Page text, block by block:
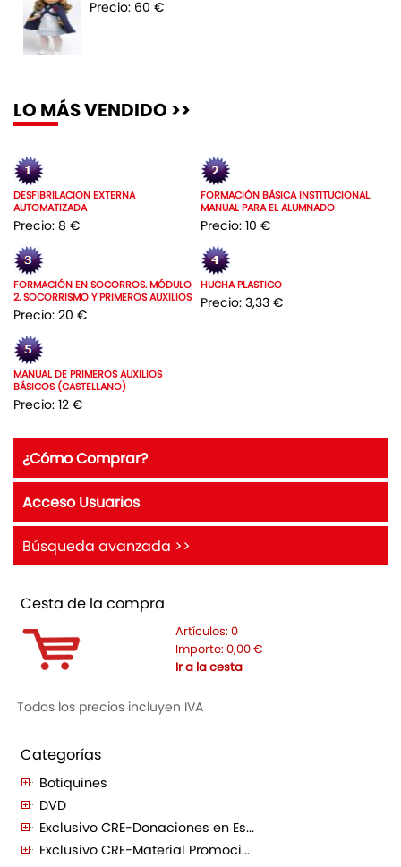
Precio: 60 €
LO MÁS VENDIDO >>
DESFIBRILACION EXTERNA
AUTOMATIZADA
Precio: 8 €
FORMACIÓN BÁSICA INSTITUCIONAL.
MANUAL PARA EL ALUMNADO
Precio: 10 €
FORMACIÓN EN SOCORROS. MÓDULO
2. SOCORRISMO Y PRIMEROS AUXILIOS
Precio: 20 €
HUCHA PLASTICO
Precio: 3,33 €
MANUAL DE PRIMEROS AUXILIOS
BÁSICOS (CASTELLANO)
Precio: 12 €
¿Cómo Comprar?
Acceso Usuarios
Búsqueda avanzada >>
Cesta de la compra
Artículos: 0
Importe: 0,00 €
Ir a la cesta
Todos los precios incluyen IVA
Categorías
Botiquines
DVD
Exclusivo CRE-Donaciones en Es...
Exclusivo CRE-Material Promoci...